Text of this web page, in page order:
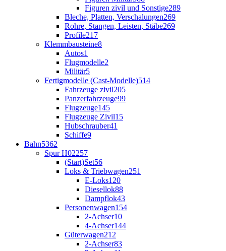
Figuren zivil und Sonstige289
Bleche, Platten, Verschalungen269
Rohre, Stangen, Leisten, Stäbe269
Profile217
Klemmbausteine8
Autos1
Flugmodelle2
Militär5
Fertigmodelle (Cast-Modelle)514
Fahrzeuge zivil205
Panzerfahrzeuge99
Flugzeuge145
Flugzeuge Zivil15
Hubschrauber41
Schiffe9
Bahn5362
Spur H02257
(Start)Set56
Loks & Triebwagen251
E-Loks120
Diesellok88
Dampflok43
Personenwagen154
2-Achser10
4-Achser144
Güterwagen212
2-Achser83